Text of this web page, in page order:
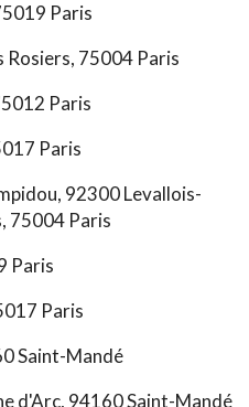
Paris
Rosiers, 75004 Paris
Paris
Paris
92300 Levallois-
75004 Paris
Paris
Paris
Saint-Mandé
d'Arc, 94160 Saint-Mandé